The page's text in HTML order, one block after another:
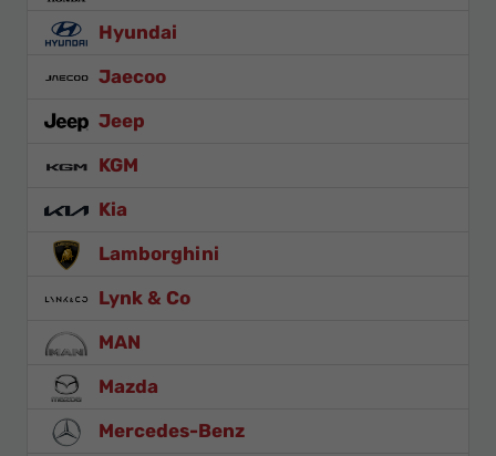
Hyundai
Jaecoo
Jeep
KGM
Kia
Lamborghini
Lynk & Co
MAN
Mazda
Mercedes-Benz